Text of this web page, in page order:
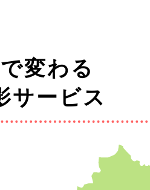
変わる
サービス